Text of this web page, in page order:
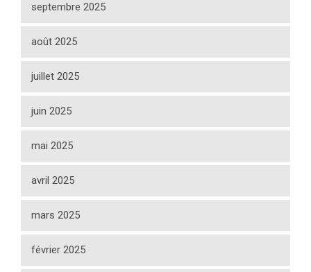
septembre 2025
août 2025
juillet 2025
juin 2025
mai 2025
avril 2025
mars 2025
février 2025